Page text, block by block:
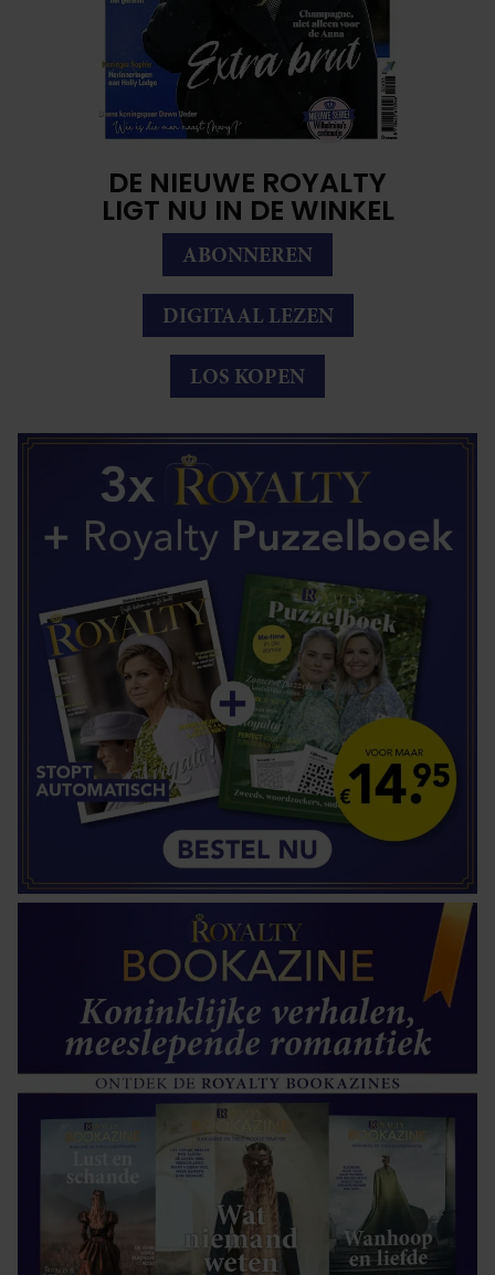
DE NIEUWE ROYALTY
LIGT NU IN DE WINKEL
ABONNEREN
DIGITAAL LEZEN
LOS KOPEN